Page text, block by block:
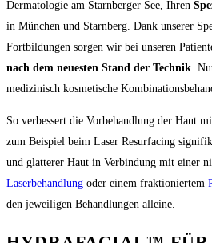
Dermatologie am Starnberger See, Ihren
in München und Starnberg. Dank unserer
Fortbildungen sorgen wir bei unseren
nach dem neuesten Stand der Technik.
medizinisch kosmetische
So verbessert die Vorbehandlung der Haut
zum Beispiel beim Laser Resurfacing
und glatterer Haut in Verbindung mit einer
Laserbehandlung oder einem fraktioniertem
den jeweiligen Behandlungen alleine.